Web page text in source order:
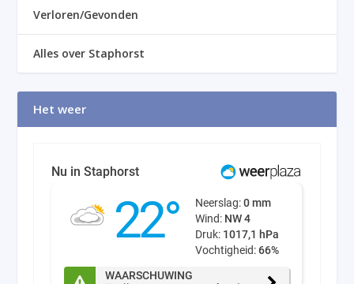
Verloren/Gevonden
Alles over Staphorst
Het weer